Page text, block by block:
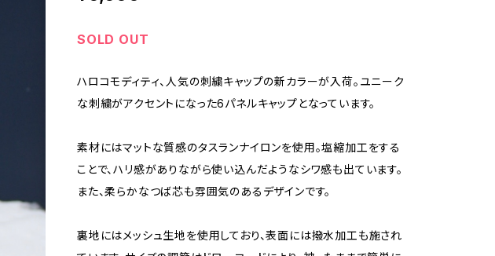
SOLD OUT
ハロコモディティ、人気の刺繍キャップの新カラーが入荷。ユニーク
な刺繍がアクセントになった6パネルキャップとなっています。
素材にはマットな質感のタスランナイロンを使用。塩縮加工をする
ことで、ハリ感がありながら使い込んだようなシワ感も出ています。
また、柔らかなつば芯も雰囲気のあるデザインです。
裏地にはメッシュ生地を使用しており、表面には撥水加工も施され